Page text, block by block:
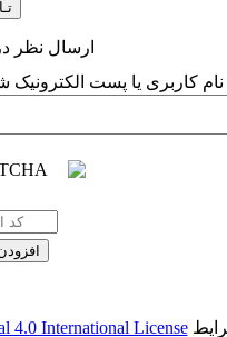
ارسال نظر
نام کاربری یا پست الکترونیک
4.0 International License